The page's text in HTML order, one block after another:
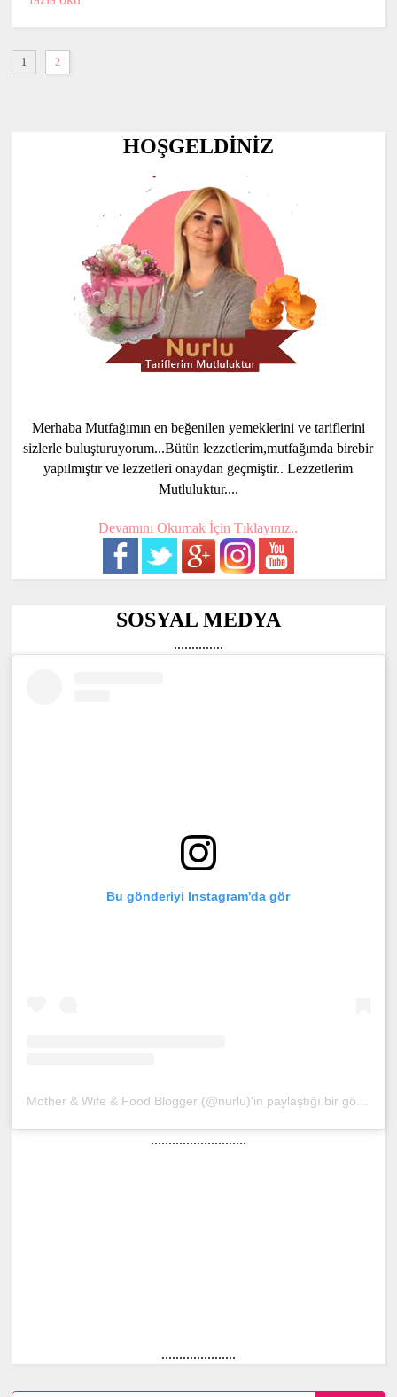
1 2
HOŞGELDİNİZ
Merhaba Mutfağımın en beğenilen yemeklerini ve tariflerini
sizlerle buluşturuyorum...Bütün lezzetlerim,mutfağımda birebir
yapılmıştır ve lezzetleri onaydan geçmiştir.. Lezzetlerim
Mutluluktur....
Devamını Okumak İçin Tıklayınız..
SOSYAL MEDYA
..............
Bu gönderiyi Instagram'da gör
Mother & Wife & Food Blogger (@nurlu)'in paylaştığı bir gönderi
...........................
.....................